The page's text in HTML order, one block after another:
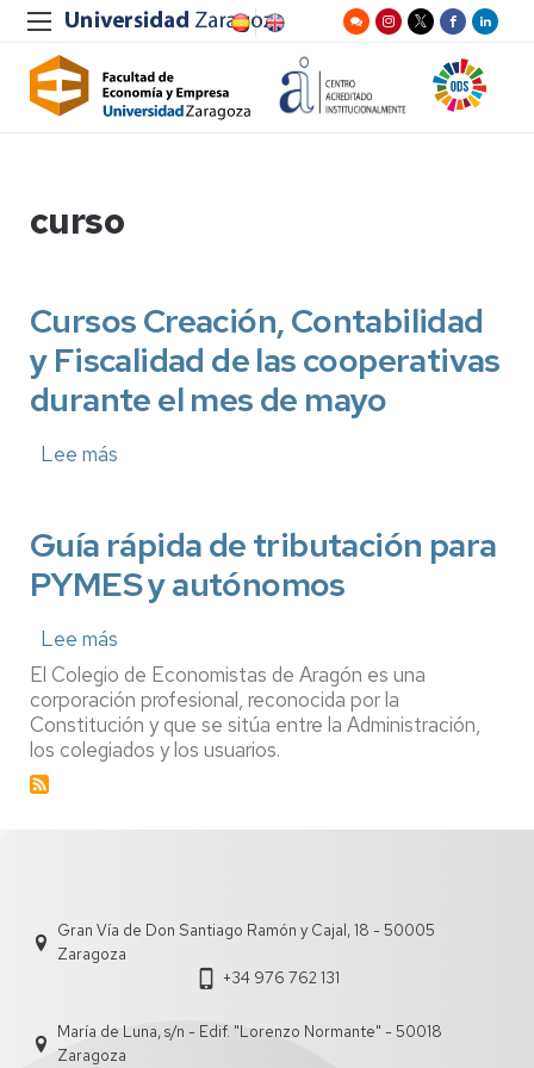
curso
Cursos Creación, Contabilidad
y Fiscalidad de las cooperativas
durante el mes de mayo
Lee más
y
Fiscalidad
de
el
mes
de
mayo
Guía rápida de tributación para
PYMES y autónomos
Lee más
Guía
rápida
de
tributación
para
El Colegio de Economistas de Aragón es una
corporación profesional, reconocida por la
Constitución y que se sitúa entre la Administración,
los colegiados y los usuarios.
Gran Vía de Don Santiago Ramón y Cajal, 18 - 50005
Zaragoza
+34 976 762 131
María de Luna, s/n - Edif. "Lorenzo Normante" - 50018
Zaragoza